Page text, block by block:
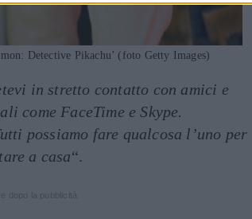
Detective Pikachu’ (foto Getty Images)
in stretto contatto con amici e
come FaceTime e Skype.
possiamo fare qualcosa l’uno per
a casa“.